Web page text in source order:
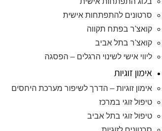
סרטונים להתפתחות אישית
קואצ'ר בפתח תקווה
קואצ'ר בתל אביב
ליווי אישי לשינוי הרגלים – הפסגה
אימון זוגיות
אימון זוגיות – הדרך לשיפור מערכת היחסים
טיפול זוגי במרכז
טיפול זוגי בתל אביב